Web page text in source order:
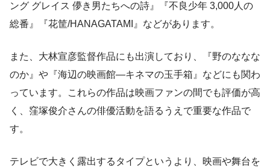
ング グレイス 儚き男たちへの詩』『不良少年 3,000人の
総番』『花筐/HANAGATAMI』などがあります。
また、大林宣彦監督作品にも出演しており、『野のななな
のか』や『海辺の映画館―キネマの玉手箱』などにも関わ
っています。これらの作品は映画ファンの間でも評価が高
く、窪塚俊介さんの俳優活動を語るうえで重要な作品で
す。
テレビで大きく露出するタイプというより、映画や舞台を